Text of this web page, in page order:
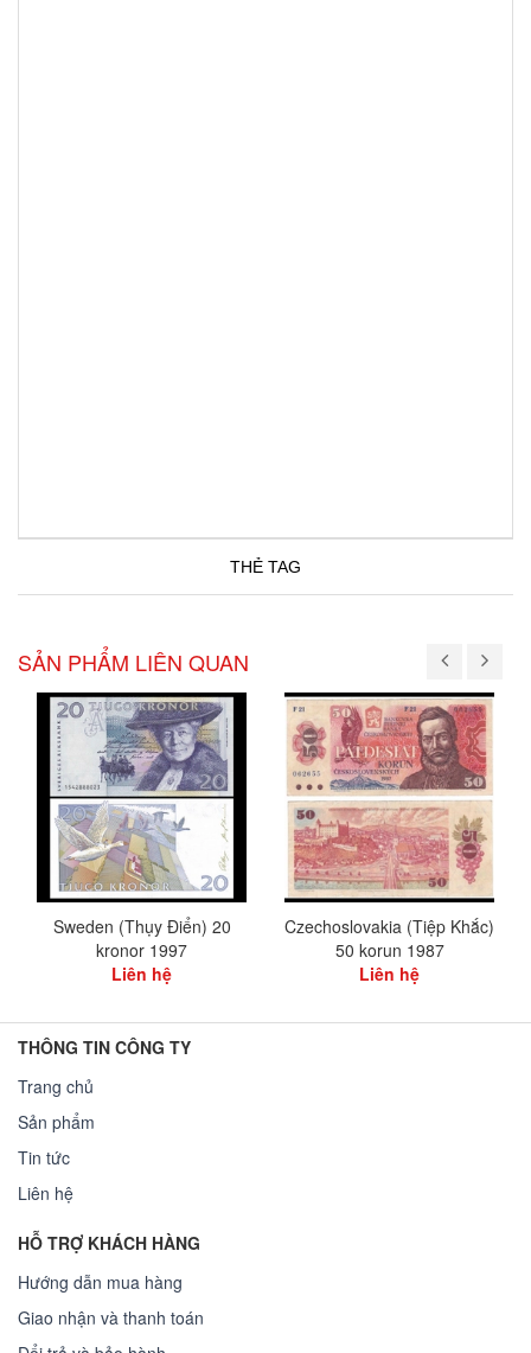
THẺ TAG
SẢN PHẨM LIÊN QUAN
Sweden (Thụy Điển) 20
kronor 1997
Liên hệ
Czechoslovakia (Tiệp Khắc)
50 korun 1987
Liên hệ
THÔNG TIN CÔNG TY
Trang chủ
Sản phẩm
Tin tức
Liên hệ
HỖ TRỢ KHÁCH HÀNG
Hướng dẫn mua hàng
Giao nhận và thanh toán